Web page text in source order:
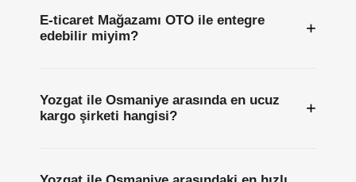
E-ticaret Mağazamı OTO ile entegre
edebilir miyim?
+
Yozgat ile Osmaniye arasında en ucuz
kargo şirketi hangisi?
+